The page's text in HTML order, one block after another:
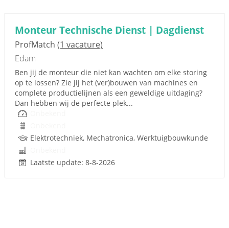
Monteur Technische Dienst | Dagdienst
ProfMatch (1 vacature)
Edam
Ben jij de monteur die niet kan wachten om elke storing
op te lossen? Zie jij het (ver)bouwen van machines en
complete productielijnen als een geweldige uitdaging?
Dan hebben wij de perfecte plek...
Elektrotechniek, Mechatronica, Werktuigbouwkunde
Laatste update: 8-8-2026